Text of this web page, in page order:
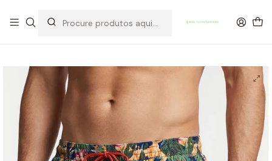
OFERTA DE PORTES DE ENVIO em compras para Portugal superiores a
80€ de artigos sem promoção